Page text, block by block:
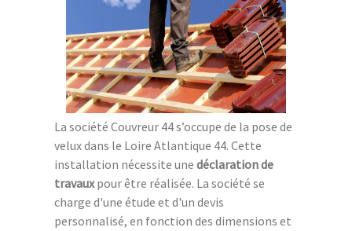
La société Couvreur 44 s’occupe de la pose de
velux dans le Loire Atlantique 44. Cette
installation nécessite une déclaration de
travauxpour être réalisée. La société se
charge d'une étude et d'un devis
personnalisé, en fonction des dimensions et